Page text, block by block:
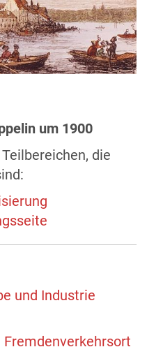
um 1900
die
und Industrie